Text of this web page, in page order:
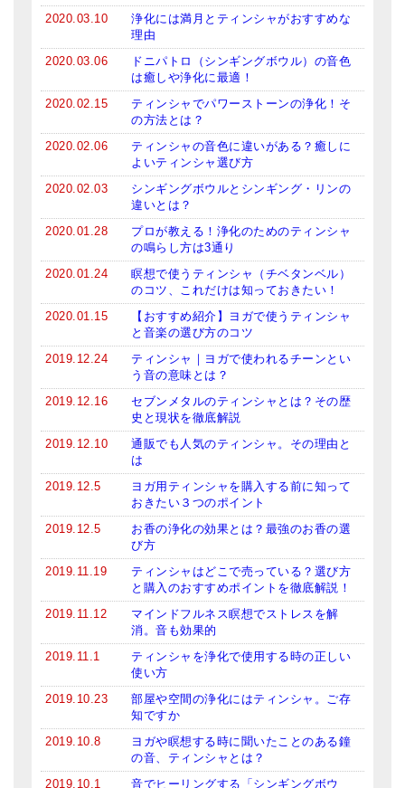
メールお便り登録
特商法の表記
2020.03.10
浄化には満月とティンシャがおすすめな
理由
2020.03.06
ドニパトロ（シンギングボウル）の音色
は癒しや浄化に最適！
2020.02.15
ティンシャでパワーストーンの浄化！そ
の方法とは？
2020.02.06
ティンシャの音色に違いがある？癒しに
よいティンシャ選び方
2020.02.03
シンギングボウルとシンギング・リンの
違いとは？
2020.01.28
プロが教える！浄化のためのティンシャ
の鳴らし方は3通り
2020.01.24
瞑想で使うティンシャ（チベタンベル）
のコツ、これだけは知っておきたい！
2020.01.15
【おすすめ紹介】ヨガで使うティンシャ
と音楽の選び方のコツ
2019.12.24
ティンシャ｜ヨガで使われるチーンとい
う音の意味とは？
2019.12.16
セブンメタルのティンシャとは？その歴
史と現状を徹底解説
2019.12.10
通販でも人気のティンシャ。その理由と
は
2019.12.5
ヨガ用ティンシャを購入する前に知って
おきたい３つのポイント
2019.12.5
お香の浄化の効果とは？最強のお香の選
び方
2019.11.19
ティンシャはどこで売っている？選び方
と購入のおすすめポイントを徹底解説！
2019.11.12
マインドフルネス瞑想でストレスを解
消。音も効果的
2019.11.1
ティンシャを浄化で使用する時の正しい
使い方
2019.10.23
部屋や空間の浄化にはティンシャ。ご存
知ですか
2019.10.8
ヨガや瞑想する時に聞いたことのある鐘
の音、ティンシャとは？
2019.10.1
音でヒーリングする「シンギングボウ